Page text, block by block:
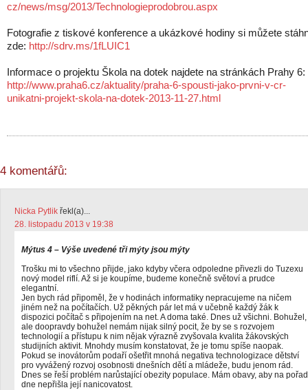
cz/news/msg/2013/Technologieprodobrou.aspx
Fotografie z tiskové konference a ukázkové hodiny si můžete
zde: http://sdrv.ms/1fLUIC1
Informace o projektu Škola na dotek najdete na stránkách Prahy 6:
http://www.praha6.cz/aktuality/praha-6-spousti-jako-prvni-v-cr-
unikatni-projekt-skola-na-dotek-2013-11-27.html
4 komentářů:
Nicka Pytlik řekl(a)...
28. listopadu 2013 v 19:38
Mýtus 4 – Výše uvedené tři mýty jsou mýty
Trošku mi to všechno přijde, jako kdyby včera odpoledne přivezli do Tuzexu
nový model riflí. Až si je koupíme, budeme konečně světoví a prudce
elegantní.
Jen bych rád připoměl, že v hodinách informatiky nepracujeme na ničem
jiném než na počítačích. Už pěkných pár let má v učebně každý žák k
dispozici počítač s připojením na net. A doma také. Dnes už všichni. Bohužel,
ale doopravdy bohužel nemám nijak silný pocit, že by se s rozvojem
technologií a přístupu k nim nějak výrazně zvyšovala kvalita žákovských
studijních aktivit. Mnohdy musím konstatovat, že je tomu spíše naopak.
Pokud se inovátorům podaří ošetřit mnohá negativa technologizace dětství
pro vyvážený rozvoj osobnosti dnešních dětí a mládeže, budu jenom rád.
Dnes se řeší problém narůstající obezity populace. Mám obavy, aby na pořad
dne nepřišla její nanicovatost.